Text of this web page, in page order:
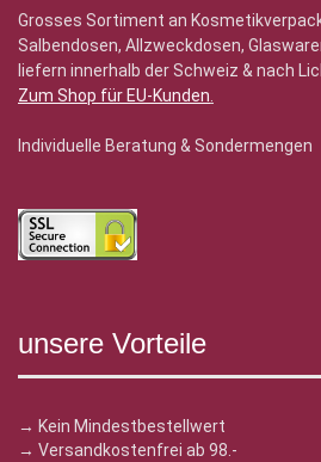
Grosses Sortiment an
Salbendosen, Allzweckdosen,
liefern innerhalb der Schweiz & nach
Zum Shop für EU-Kunden.
Individuelle Beratung & Sondermengen
unsere Vorteile
→ Kein Mindestbestellwert
→ Versandkostenfrei ab 98.-